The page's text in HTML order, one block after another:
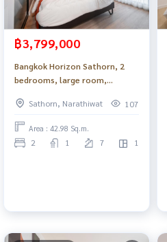
฿3,799,000
Bangkok Horizon Sathorn, 2
bedrooms, large room,
central area_Do885 .
Sathorn, Narathiwat 107
Area : 42.98 Sq.m.
2 1 7 1